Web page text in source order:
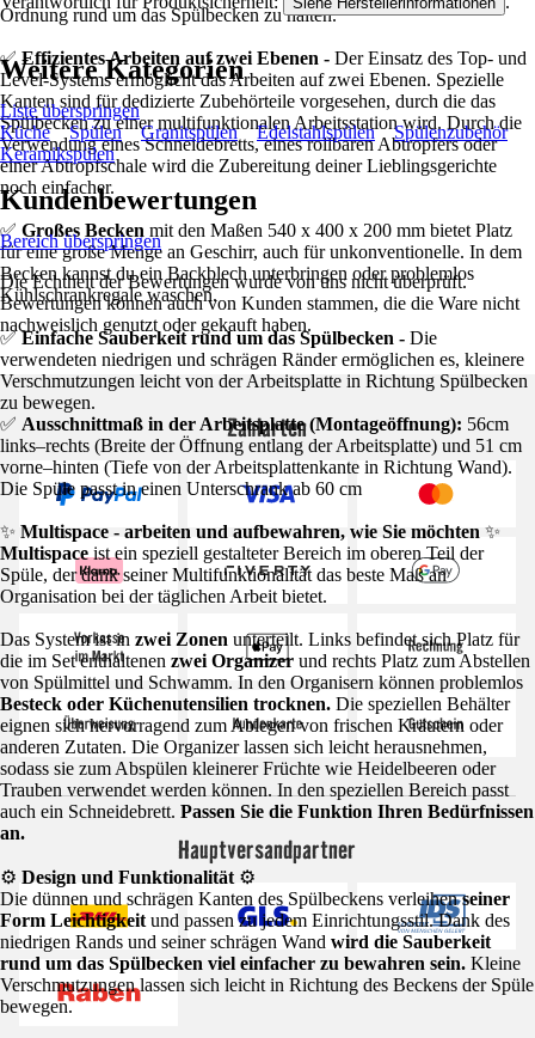
Ordnung rund um das Spülbecken zu halten.
✅Effizientes Arbeiten auf zwei Ebenen - Der Einsatz des Top- und
Level-Systems ermöglicht das Arbeiten auf zwei Ebenen. Spezielle
Kanten sind für dedizierte Zubehörteile vorgesehen, durch die das
Spülbecken zu einer multifunktionalen Arbeitsstation wird. Durch die
Verwendung eines Schneidebretts, eines rollbaren Abtropfers oder
einer Abtropfschale wird die Zubereitung deiner Lieblingsgerichte
noch einfacher.
✅ Großes Becken mit den Maßen 540 x 400 x 200 mm bietet Platz
für eine große Menge an Geschirr, auch für unkonventionelle. In dem
Becken kannst du ein Backblech unterbringen oder problemlos
Kühlschrankregale waschen.
✅Einfache Sauberkeit rund um das Spülbecken - Die
verwendeten niedrigen und schrägen Ränder ermöglichen es, kleinere
Verschmutzungen leicht von der Arbeitsplatte in Richtung Spülbecken
zu bewegen.
✅ Ausschnittmaß in der Arbeitsplatte (Montageöffnung): 56cm
links–rechts (Breite der Öffnung entlang der Arbeitsplatte) und 51 cm
vorne–hinten (Tiefe von der Arbeitsplattenkante in Richtung Wand).
Die Spüle passt in einen Unterschrank ab 60 cm
✨ Multispace - arbeiten und aufbewahren, wie Sie möchten ✨
Multispaceist ein speziell gestalteter Bereich im oberen Teil der
Spüle, der dank seiner Multifunktionalität das beste Maß an
Organisation bei der täglichen Arbeit bietet.
Das System ist in zwei Zonen unterteilt. Links befindet sich Platz für
die im Set enthaltenen zwei Organizer und rechts Platz zum Abstellen
von Spülmittel und Schwamm. In den Organisern können problemlos
Besteck oder Küchenutensilien trocknen. Die speziellen Behälter
eignen sich hervorragend zum Ablegen von frischen Kräutern oder
anderen Zutaten. Die Organizer lassen sich leicht herausnehmen,
sodass sie zum Abspülen kleinerer Früchte wie Heidelbeeren oder
Trauben verwendet werden können. In den speziellen Bereich passt
auch ein Schneidebrett. Passen Sie die Funktion Ihren Bedürfnissen
an.
⚙️ Design und Funktionalität ⚙️
Die dünnen und schrägen Kanten des Spülbeckens verleihenseiner
Form Leichtigkeit und passen zu jedem Einrichtungsstil. Dank des
niedrigen Rands und seiner schrägen Wand wird die Sauberkeit
rund um das Spülbecken viel einfacher zu bewahren sein. Kleine
Verschmutzungen lassen sich leicht in Richtung des Beckens der Spüle
bewegen.
Weitere Kategorien
Liste überspringen
Küche
Spülen Granitspülen Edelstahlspülen
Spülenzubehör
Keramikspülen
Kundenbewertungen
Bereich überspringen
Die Echtheit der Bewertungen wurde von uns nicht überprüft.
Bewertungen können auch von Kunden stammen, die die Ware nicht
nachweislich genutzt oder gekauft haben.
Zahlarten
Hauptversandpartner